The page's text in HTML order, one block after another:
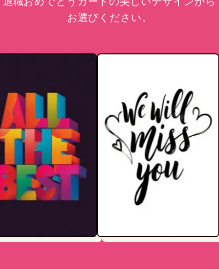
お選びください。